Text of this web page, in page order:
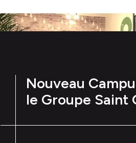
Nouveau
le Groupe Saint